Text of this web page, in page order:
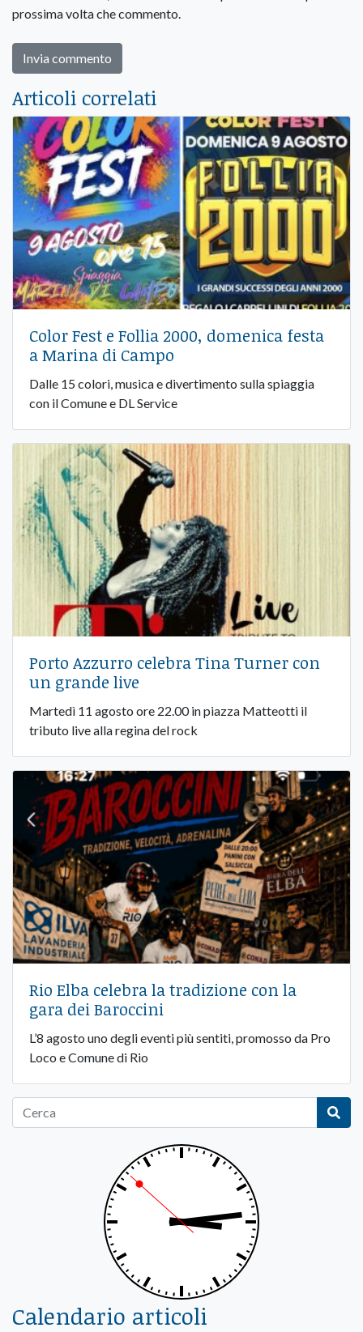
prossima volta che commento.
Articoli correlati
Color Fest e Follia 2000, domenica festa
a Marina di Campo
Dalle 15 colori, musica e divertimento sulla spiaggia
con il Comune e DL Service
Porto Azzurro celebra Tina Turner con
un grande live
Martedì 11 agosto ore 22.00 in piazza Matteotti il
tributo live alla regina del rock
Rio Elba celebra la tradizione con la
gara dei Baroccini
L’8 agosto uno degli eventi più sentiti, promosso da Pro
Loco e Comune di Rio
Calendario articoli